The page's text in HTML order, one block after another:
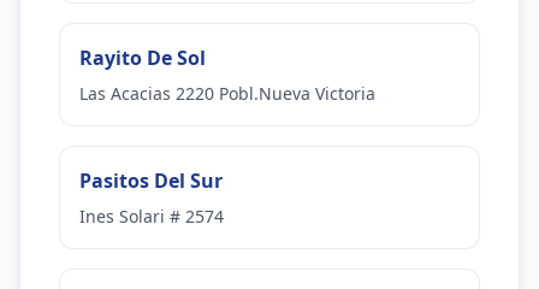
Rayito De Sol
Las Acacias 2220 Pobl.Nueva Victoria
Pasitos Del Sur
Ines Solari # 2574